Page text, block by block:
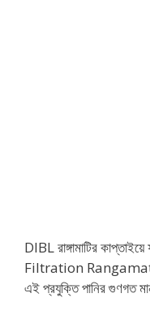
DIBL রাঙ্গামাটির
Filtration Rangamati
এই প্রযুক্তি পানির গুণগত